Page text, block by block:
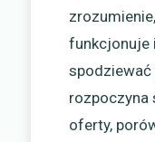
funkcjonuje
spodziewać
rozpoczyna
oferty,